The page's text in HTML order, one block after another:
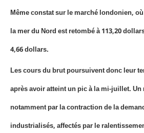
Même constat sur le marché londonien,
la mer du Nord est retombé à 113,20
4,66 dollars.
Les cours du brut poursuivent donc leur
après avoir atteint un pic à la mi-juillet.
notamment par la contraction de la
industrialisés, affectés par le